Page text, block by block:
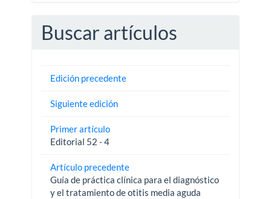
Buscar artículos
Edición precedente
Siguiente edición
Primer artículo
Editorial 52 - 4
Artículo precedente
Guía de práctica clínica para el diagnóstico
y el tratamiento de otitis media aguda